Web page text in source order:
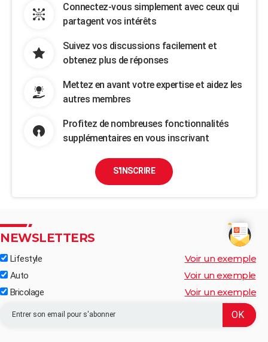
Connectez-vous simplement avec ceux qui
partagent vos intérêts
Suivez vos discussions facilement et
obtenez plus de réponses
Mettez en avant votre expertise et aidez les
autres membres
Profitez de nombreuses fonctionnalités
supplémentaires en vous inscrivant
S'INSCRIRE
NEWSLETTERS
Lifestyle Voir un exemple
Auto Voir un exemple
Bricolage Voir un exemple